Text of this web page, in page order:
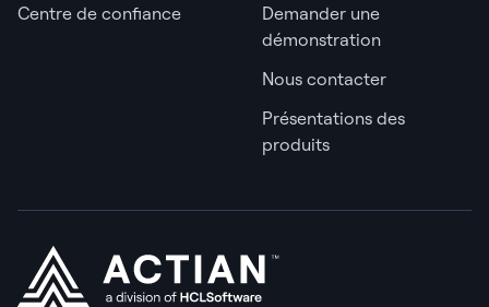
Centre de confiance
Demander une
démonstration
Nous contacter
Présentations des
produits